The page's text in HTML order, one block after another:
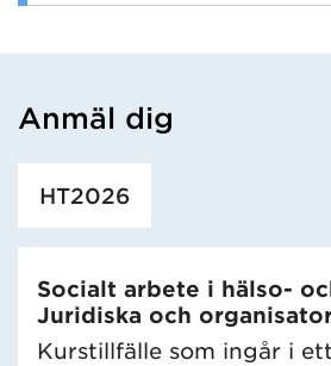
Anmäl dig
HT2026
Socialt arbete i hälso-
Juridiska och
Kurstillfälle som ingår i